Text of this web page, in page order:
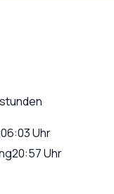
06:03 Uhr
20:57 Uhr